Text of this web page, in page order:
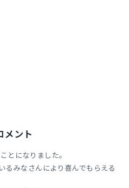
メント
とになりました。
るみなさんにより喜んでもらえる